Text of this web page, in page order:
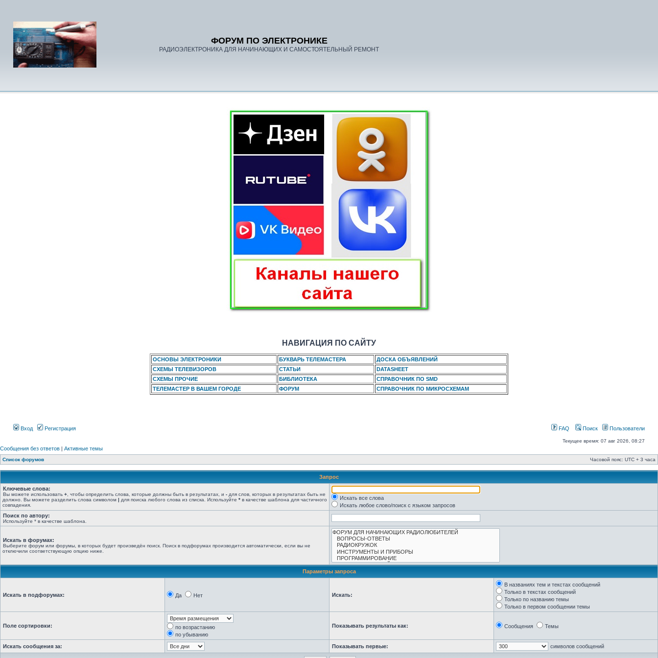
ФОРУМ ПО ЭЛЕКТРОНИКЕ
РАДИОЭЛЕКТРОНИКА ДЛЯ НАЧИНАЮЩИХ И САМОСТОЯТЕЛЬНЫЙ РЕМОНТ
НАВИГАЦИЯ ПО САЙТУ
ОСНОВЫ ЭЛЕКТРОНИКИ БУКВАРЬ ТЕЛЕМАСТЕРА
ДОСКА ОБЪЯВЛЕНИЙ
СХЕМЫ ТЕЛЕВИЗОРОВ
СТАТЬИ
DATASHEET
СХЕМЫ ПРОЧИЕ
БИБЛИОТЕКА
СПРАВОЧНИК ПО SMD
ТЕЛЕМАСТЕР В ВАШЕМ ГОРОДЕ
ФОРУМ СПРАВОЧНИК ПО МИКРОСХЕМАМ
Вход Регистрация FAQ Поиск Пользователи
Текущее время: 07 авг 2026, 08:27
Сообщения без ответов | Активные темы
Список форумов Часовой пояс: UTC + 3 часа
Запрос
Ключевые слова:
Вы можете использовать + , чтобы определить слова, которые должны быть в результатах, и - для слов, которых в результатах быть не
должно. Вы можете разделить слова символом | для поиска любого слова из списка. Используйте * в качестве шаблона для частичного
совпадения.
Искать все слова
Искать любое слово/поиск с языком запросов
Поиск по автору:
Используйте * в качестве шаблона.
Искать в форумах:
Выберите форум или форумы, в которых будет произведён поиск. Поиск в подфорумах производится автоматически, если вы не
отключили соответствующую опцию ниже.
Параметры запроса
Искать в подфорумах: Да Нет Искать:
В названиях тем и текстах сообщений
Только в текстах сообщений
Только по названию темы
Только в первом сообщении темы
Поле сортировки:
по возрастанию
по убыванию
Показывать результаты как: Сообщения Темы
Искать сообщения за: Показывать первые: символов сообщений